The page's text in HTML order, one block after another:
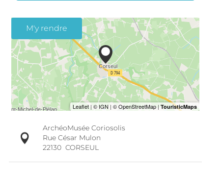
M'y rendre
ArchéoMusée Coriosolis
Rue César Mulon
22130 CORSEUL